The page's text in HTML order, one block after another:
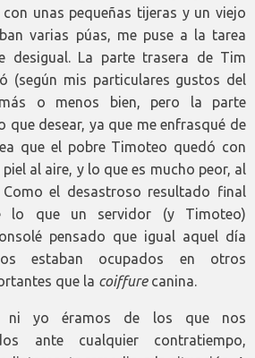
unas pequeñas tijeras y un viejo
varias púas, me puse a la tarea
desigual. La parte trasera de Tim
(según mis particulares gustos del
o menos bien, pero la parte
que desear, ya que me enfrasqué de
que el pobre Timoteo quedó con
al aire, y lo que es mucho peor, al
el desastroso resultado final
lo que un servidor (y Timoteo)
pensado que igual aquel día
estaban ocupados en otros
que la coiffurecanina.
ni yo éramos de los que nos
ante cualquier contratiempo,